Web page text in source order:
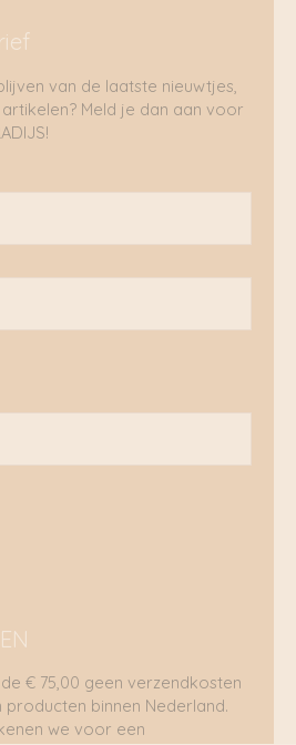
van de laatste nieuwtjes,
Meld je dan aan voor
€ 75,00 geen verzendkosten
binnen Nederland.
we voor een